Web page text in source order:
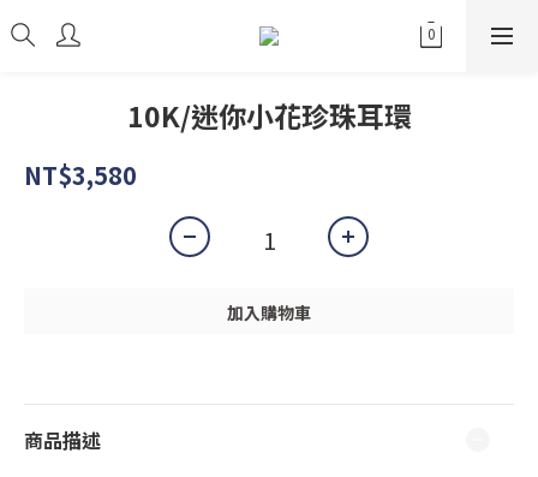
10K/迷你小花珍珠耳環
NT$3,580
加入購物車
商品描述